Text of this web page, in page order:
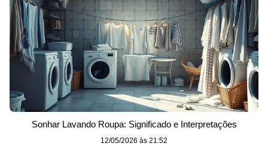
Sonhar Lavando Roupa: Significado e Interpretações
12/05/2026 às 21:52